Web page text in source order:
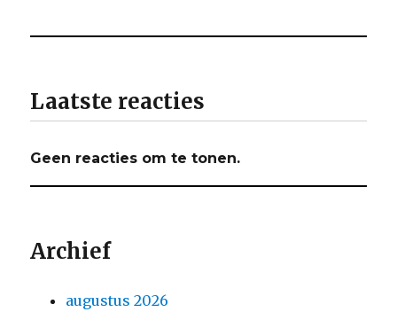
Laatste reacties
Geen reacties om te tonen.
Archief
augustus 2026